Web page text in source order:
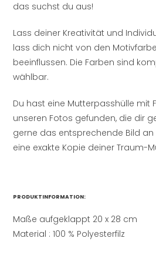
das suchst du aus!
Lass deiner Kreativität und
lass dich nicht von den
beeinflussen. Die Farben sind
wählbar.
Du hast eine Mutterpasshülle mit
unseren Fotos gefunden, die dir
gerne das entsprechende Bild
eine exakte Kopie deiner Traum-
PRODUKTINFORMATION:
Maße aufgeklappt 20 x 28 cm
Material : 100 % Polyesterfilz